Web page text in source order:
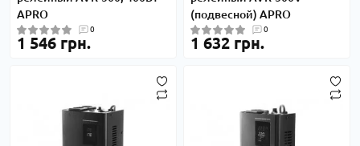
APRO
0
1 546 грн.
(подвесной) APRO
0
1 632 грн.